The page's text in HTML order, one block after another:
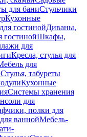
для баниСтульчики
Кухонные
гостинойДиваны,
Шкафы,
для
Кресла, стулья для
для
Стулья, табуреты
Кухонные
Системы хранения
для
полки для
ваннойМебель-